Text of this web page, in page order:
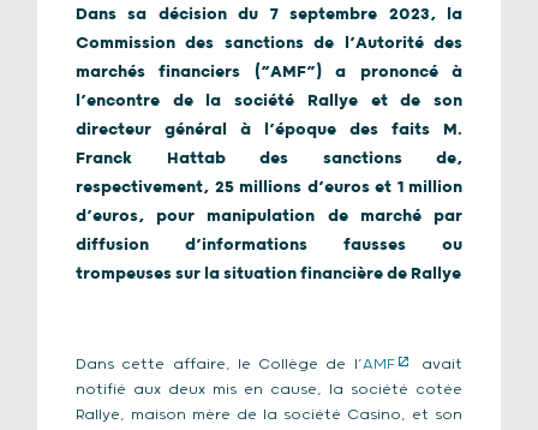
Dans sa décision du 7 septembre 2023, la
Commission des sanctions de l’Autorité des
marchés financiers (“AMF”) a prononcé à
l’encontre de la société Rallye et de son
directeur général à l’époque des faits M.
Franck Hattab des sanctions de,
respectivement, 25 millions d’euros et 1 million
d’euros, pour manipulation de marché par
diffusion d’informations fausses ou
trompeuses sur la situation financière de Rallye
Dans cette affaire, le Collège de l’AMF
avait
notifié aux deux mis en cause, la société cotée
Rallye, maison mère de la société Casino, et son